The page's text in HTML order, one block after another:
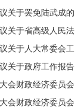
关于罢免陆武成的
关于省高级人民法
关于人大常委会工
关于政府工作报告
会财政经济委员会
会财政经济委员会